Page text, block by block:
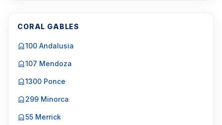
CORAL GABLES
100 Andalusia
107 Mendoza
1300 Ponce
299 Minorca
55 Merrick